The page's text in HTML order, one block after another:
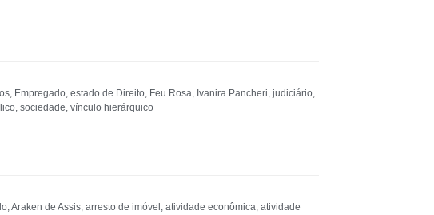
, Empregado, estado de Direito, Feu Rosa, Ivanira Pancheri, judiciário,
, sociedade, vínculo hierárquico
,Araken de Assis, arresto de imóvel , atividade econômica, atividade